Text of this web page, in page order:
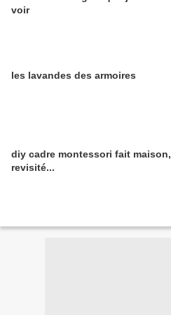
voir
les lavandes des armoires
diy cadre montessori fait maison,
revisité...